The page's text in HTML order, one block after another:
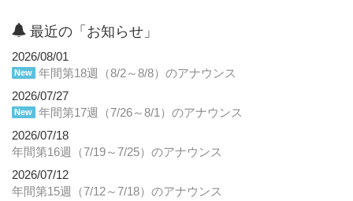
最近の「お知らせ」
2026/08/01
New
年間第18週（8/2～8/8）のアナウンス
2026/07/27
New
年間第17週（7/26～8/1）のアナウンス
2026/07/18
年間第16週（7/19～7/25）のアナウンス
2026/07/12
年間第15週（7/12～7/18）のアナウンス